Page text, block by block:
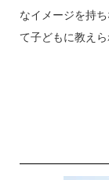
なイメージを持
て子どもに教え